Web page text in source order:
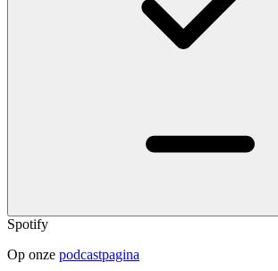
Spotify
Op onze podcastpagina